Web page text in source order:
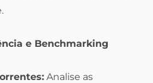
e Benchmarking
Analise as